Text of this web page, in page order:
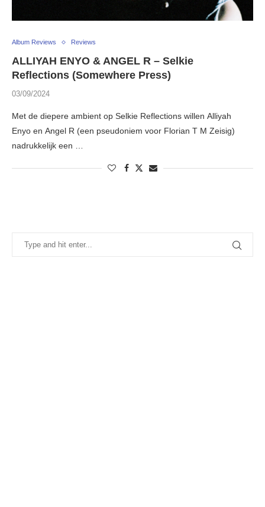
Album Reviews Reviews
ALLIYAH ENYO & ANGEL R – Selkie
Reflections (Somewhere Press)
03/09/2024
Met de diepere ambient op Selkie Reflections willen Alliyah
Enyo en Angel R (een pseudoniem voor Florian T M Zeisig)
nadrukkelijk een …